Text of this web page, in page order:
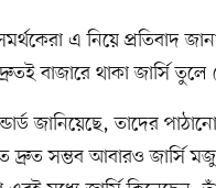
এ নিয়ে প্রতিবাদ
দ্রুতই বাজারে থাকা জার্সি তুলে
জানিয়েছে, তাদের
দ্রুত সম্ভব আবারও জার্সি